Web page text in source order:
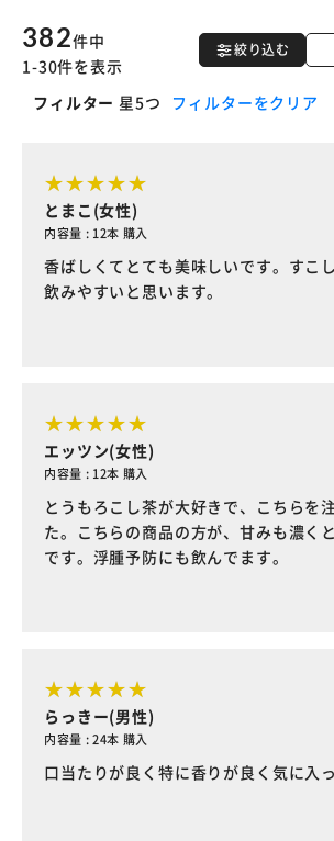
絞り込む
382件中
1-30件を表示
フィルター 星5つ フィルターをクリア
とまこ(女性)
内容量 : 12本 購入
香ばしくてとても美味しいです。すこ
飲みやすいと思います。
エッツン(女性)
内容量 : 12本 購入
とうもろこし茶が大好きで、こちらを
た。こちらの商品の方が、甘みも濃く
です。浮腫予防にも飲んでます。
らっきー(男性)
内容量 : 24本 購入
口当たりが良く特に香りが良く気に入